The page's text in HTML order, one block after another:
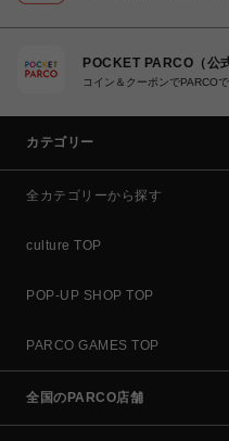
POCKET PARCO（公
コイン＆クーポンでPARCO
カテゴリー
全カテゴリーから探す
culture TOP
POP-UP SHOP TOP
PARCO GAMES TOP
全国のPARCO店舗